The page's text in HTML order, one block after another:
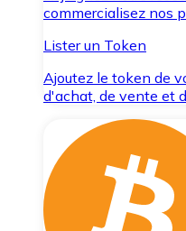
commercialisez nos
Lister un Token
Ajoutez le token de
d'achat, de vente et